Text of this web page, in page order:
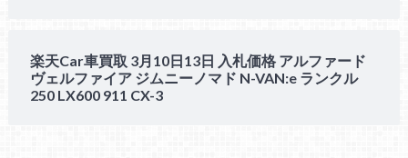
楽天Car車買取 3月10日13日 入札価格 アルファード
ヴェルファイア ジムニーノマド N-VAN:e ランクル
250 LX600 911 CX-3